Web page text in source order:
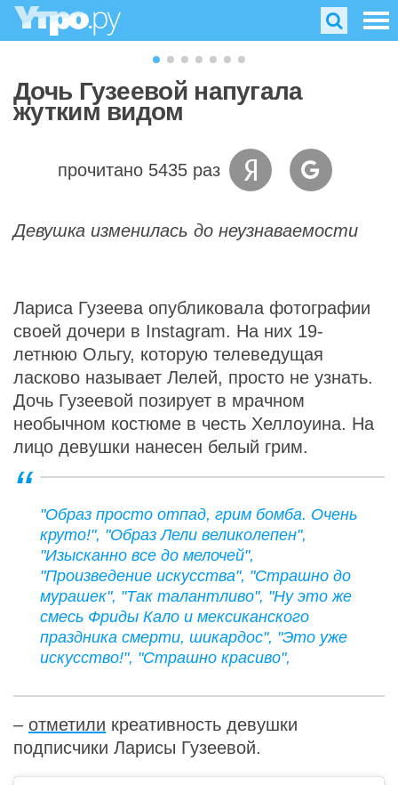
Дочь Гузеевой напугала
жутким видом
прочитано 5435 раз
Девушка изменилась до неузнаваемости
Лариса Гузеева опубликовала фотографии
своей дочери в Instagram. На них 19-
летнюю Ольгу, которую телеведущая
ласково называет Лелей, просто не узнать.
Дочь Гузеевой позирует в мрачном
необычном костюме в честь Хеллоуина. На
лицо девушки нанесен белый грим.
"Образ просто отпад, грим бомба. Очень
круто!", "Образ Лели великолепен",
"Изысканно все до мелочей",
"Произведение искусства", "Страшно до
мурашек", "Так талантливо", "Ну это же
смесь Фриды Кало и мексиканского
праздника смерти, шикардос", "Это уже
искусство!", "Страшно красиво",
– отметили креативность девушки
подписчики Ларисы Гузеевой.